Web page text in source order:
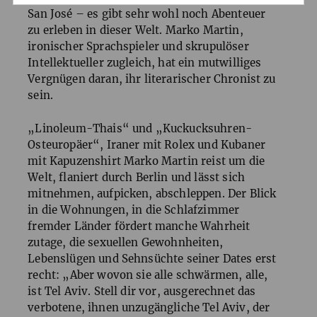
San José – es gibt sehr wohl noch Abenteuer
zu erleben in dieser Welt. Marko Martin,
ironischer Sprachspieler und skrupulöser
Intellektueller zugleich, hat ein mutwilliges
Vergnügen daran, ihr literarischer Chronist zu
sein.
„Linoleum-Thais“ und „Kuckucksuhren-
Osteuropäer“, Iraner mit Rolex und Kubaner
mit Kapuzenshirt Marko Martin reist um die
Welt, flaniert durch Berlin und lässt sich
mitnehmen, aufpicken, abschleppen. Der Blick
in die Wohnungen, in die Schlafzimmer
fremder Länder fördert manche Wahrheit
zutage, die sexuellen Gewohnheiten,
Lebenslügen und Sehnsüchte seiner Dates erst
recht: „Aber wovon sie alle schwärmen, alle,
ist Tel Aviv. Stell dir vor, ausgerechnet das
verbotene, ihnen unzugängliche Tel Aviv, der